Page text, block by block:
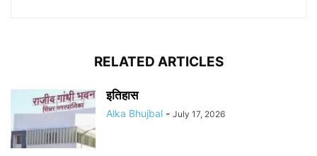
RELATED ARTICLES
इतिहास
Alka Bhujbal - July 17, 2026